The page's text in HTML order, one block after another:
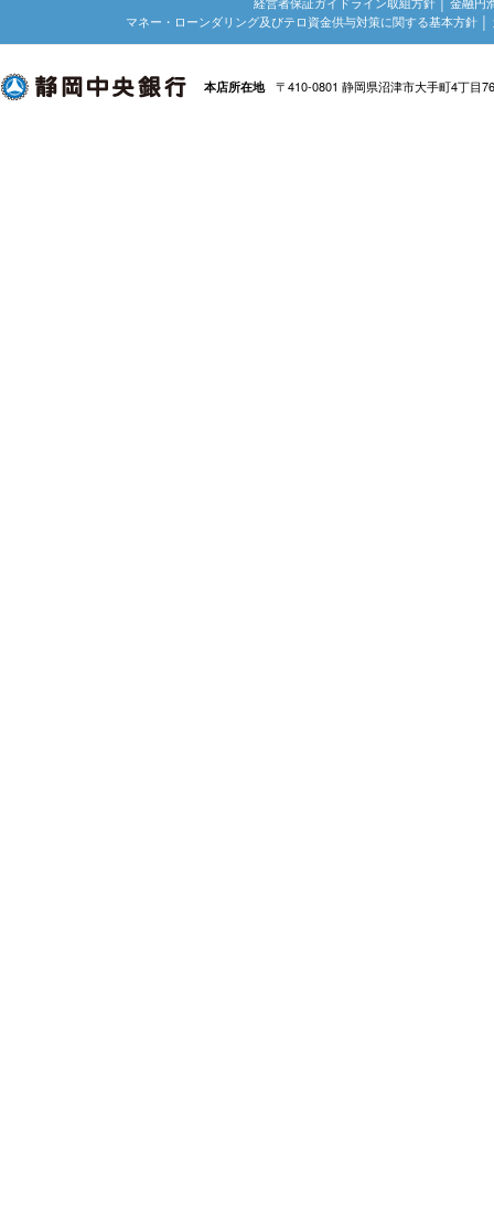
マネー・ローンダリング及びテロ資金供与対策に関する基本方針 │
本店所在地 〒410-0801 静岡県沼津市大手町4丁目